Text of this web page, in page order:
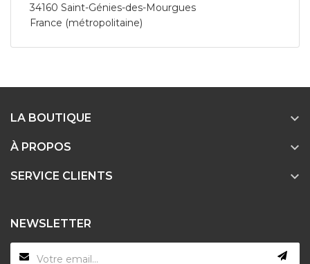
34160 Saint-Génies-des-Mourgues
France (métropolitaine)
LA BOUTIQUE 
À PROPOS 
SERVICE CLIENTS 
NEWSLETTER